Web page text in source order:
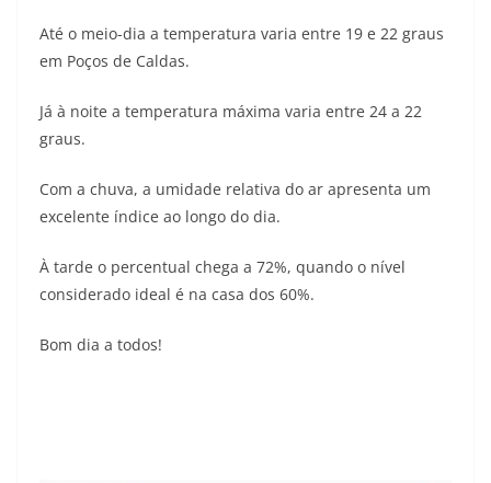
Até o meio-dia a temperatura varia entre 19 e 22 graus
em Poços de Caldas.
Já à noite a temperatura máxima varia entre 24 a 22
graus.
Com a chuva, a umidade relativa do ar apresenta um
excelente índice ao longo do dia.
À tarde o percentual chega a 72%, quando o nível
considerado ideal é na casa dos 60%.
Bom dia a todos!